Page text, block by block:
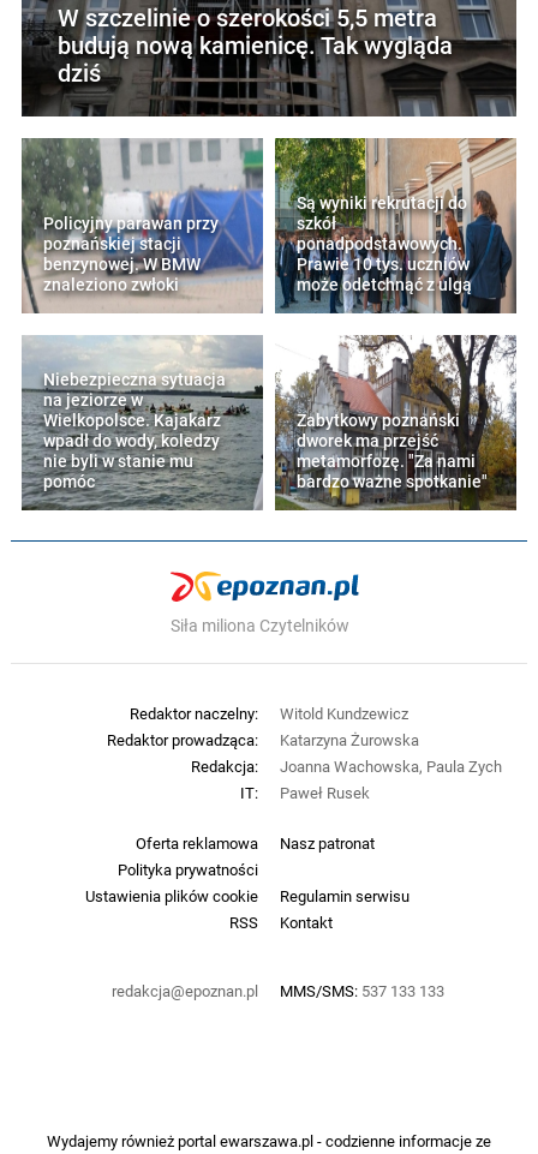
W szczelinie o szerokości 5,5 metra
budują nową kamienicę. Tak wygląda
dziś
Policyjny parawan przy
poznańskiej stacji
benzynowej. W BMW
znaleziono zwłoki
Są wyniki rekrutacji do
szkół
ponadpodstawowych.
Prawie 10 tys. uczniów
może odetchnąć z ulgą
Niebezpieczna sytuacja
na jeziorze w
Wielkopolsce. Kajakarz
wpadł do wody, koledzy
nie byli w stanie mu
pomóc
Zabytkowy poznański
dworek ma przejść
metamorfozę. "Za nami
bardzo ważne spotkanie"
Siła miliona Czytelników
Oferta reklamowa
Nasz patronat
Polityka prywatności
Ustawienia plików cookie
Regulamin serwisu
RSS
Kontakt
redakcja@epoznan.pl MMS/SMS: 537 133 133
Redaktor naczelny:
Witold Kundzewicz
Redaktor prowadząca:
Katarzyna Żurowska
Redakcja:
Joanna Wachowska, Paula Zych
IT:
Paweł Rusek
Wydajemy również portalewarszawa.pl- codzienne informacje ze